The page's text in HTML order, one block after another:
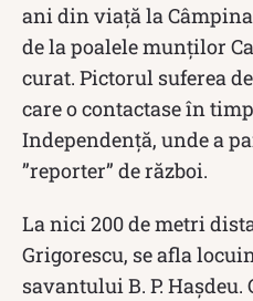
ani din viaţă la
de la poalele munților
curat. Pictorul suferea
care o contactase în
Independenţă, unde a
”reporter” de război.
La nici 200 de metri
Grigorescu, se afla
savantului B. P. Hașdeu.